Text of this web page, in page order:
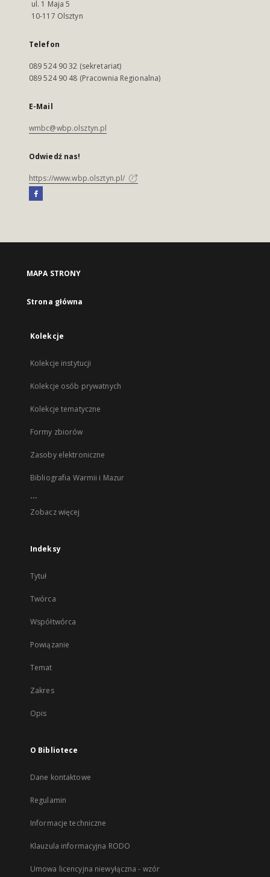
ul. 1 Maja 5
10-117 Olsztyn
Telefon
089 524 90 32 (sekretariat)
089 524 90 48 (Pracownia Regionalna)
E-Mail
wmbc@wbp.olsztyn.pl
Odwiedź nas!
https://www.wbp.olsztyn.pl/
MAPA STRONY
Strona główna
Kolekcje
Kolekcje instytucji
Kolekcje osób prywatnych
Kolekcje tematyczne
Formy zbiorów
Zasoby elektroniczne
Bibliografia Warmii i Mazur
...
Zobacz więcej
Indeksy
Tytuł
Twórca
Współtwórca
Powiązanie
Temat
Zakres
Opis
O Bibliotece
Dane kontaktowe
Regulamin
Informacje techniczne
Klauzula informacyjna RODO
Umowa licencyjna niewyłączna - wzór